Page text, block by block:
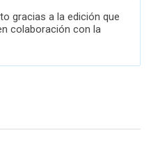
gracias a la edición que
colaboración con la